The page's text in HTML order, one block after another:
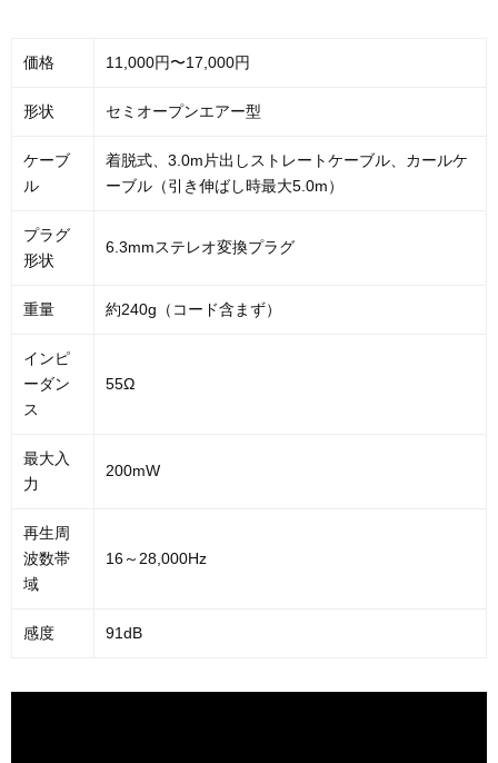
価格 11,000円〜17,000円
形状 セミオープンエアー型
ケーブ
ル
着脱式、3.0m片出しストレートケーブル、カールケ
ーブル（引き伸ばし時最大5.0m）
プラグ
形状
6.3mmステレオ変換プラグ
重量 約240g（コード含まず）
インピ
ーダン
ス
55Ω
最大入
力
200mW
再生周
波数帯
域
16～28,000Hz
感度 91dB